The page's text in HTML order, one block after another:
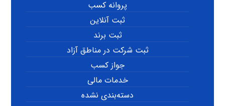
پروانه کسب
ثبت آنلاین
ثبت برند
ثبت شرکت در مناطق آزاد
جواز کسب
خدمات مالی
دسته‌بندی نشده